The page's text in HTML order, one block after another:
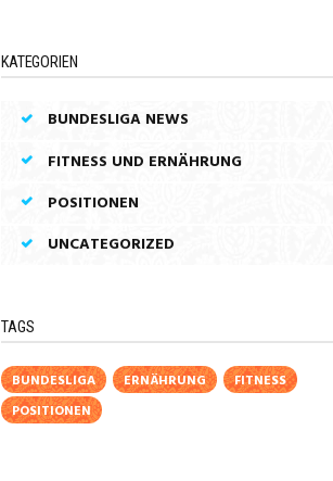
KATEGORIEN
BUNDESLIGA NEWS
FITNESS UND ERNÄHRUNG
POSITIONEN
UNCATEGORIZED
TAGS
BUNDESLIGA ERNÄHRUNG
FITNESS
POSITIONEN